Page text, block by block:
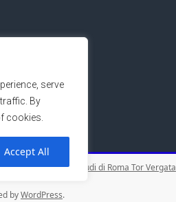
serve
By
cookies.
Accept All
– Università degli Studi di Roma Tor Vergata
byWordPress.